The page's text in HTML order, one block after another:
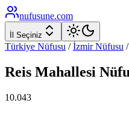
nufusune.com
İl Seçiniz
Türkiye Nüfusu / İzmirNüfusu /
Reis Mahallesi
10.043